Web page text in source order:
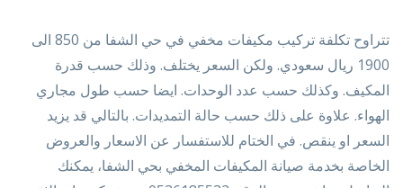
تتراوح تكلفة تركيب مكيفات مخفي في حي الشفا من 850 الى
1900 ريال سعودي. ولكن السعر يختلف. وذلك حسب قدرة
المكيف. وكذلك حسب عدد الوحدات. ايضا حسب طول مجاري
الهواء. علاوة على ذلك حسب حالة التمديدات. بالتالي قد يزيد
السعر او ينقص. في الختام للاستفسار عن الاسعار والعروض
الخاصة بخدمة صيانة المكيفات المخفي بحي الشفا، يمكنك